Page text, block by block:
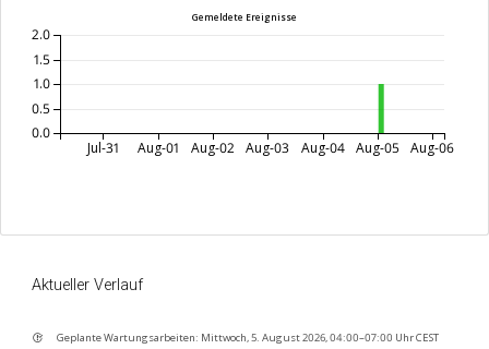
Gemeldete Ereignisse
Jul-31 Aug-01 Aug-02 Aug-03 Aug-04 Aug-05 Aug-06
0.0
0.5
1.0
1.5
2.0
Aktueller Verlauf
Geplante Wartungsarbeiten: Mittwoch, 5. August 2026, 04:00–07:00 Uhr CEST